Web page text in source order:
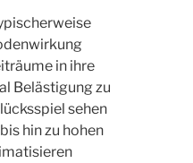
in ihre
Belästigung zu
sehen
hin zu hohen